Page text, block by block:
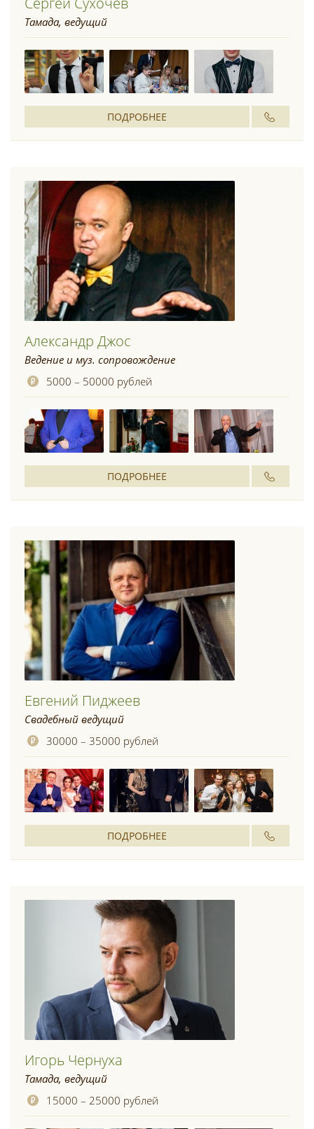
Тамада, ведущий
ПОДРОБНЕЕ
Александр Джос
Ведение и муз. сопровождение
5000 – 50000 рублей
ПОДРОБНЕЕ
Евгений Пиджеев
Свадебный ведущий
30000 – 35000 рублей
ПОДРОБНЕЕ
Игорь Чернуха
Тамада, ведущий
15000 – 25000 рублей